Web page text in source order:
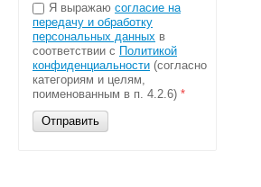
Я выражаю согласие на
передачу и обработку
персональных данных в
соответствии с Политикой
конфиденциальности (согласно
категориям и целям,
поименованным в п. 4.2.6) *
Отправить